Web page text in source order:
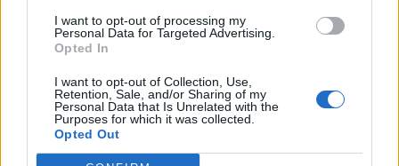
I want to opt-out of processing my
Personal Data for Targeted Advertising.
Opted In
I want to opt-out of Collection, Use,
Retention, Sale, and/or Sharing of my
Personal Data that Is Unrelated with the
Purposes for which it was collected.
Opted Out
Ενές Καντέρ: Ο Τούρκος πρώην σέντερ δηλώνει
ΚΟΣΜΟΣ 23:38
παίξει στο... WNBA
Στενά του Ορμούζ: Οι ΗΠΑ «βλέπουν» σύντομα
ΚΟΣΜΟΣ 23:31